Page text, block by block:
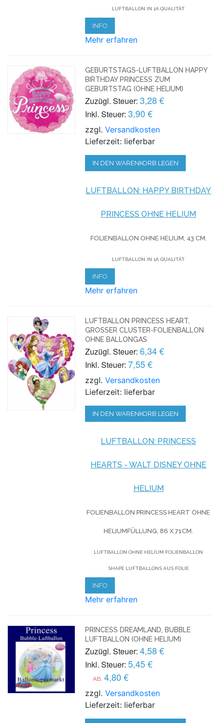
LUFTBALLON IN 1A QUALITÄT
INFO
Mehr erfahren
GEBURTSTAGS-LUFTBALLON HAPPY
BIRTHDAY PRINCESS ZUM
GEBURTSTAG (OHNE HELIUM)
Zuzügl. Steuer: 3,28 €
Inkl. Steuer: 3,90 €
zzgl.Versandkosten
Lieferzeit: lieferbar
IN DEN WARENKORB LEGEN
LUFTBALLON: HAPPY BIRTHDAY
PRINCESS OHNE HELIUM
FOLIENBALLON OHNE HELIUM, 43 CM.
LUFTBALLON IN 1A QUALITÄT
INFO
Mehr erfahren
LUFTBALLON PRINCESS HEART,
GROSSER CLUSTER-FOLIENBALLON O
HNE BALLONGAS
Zuzügl. Steuer: 6,34 €
Inkl. Steuer: 7,55 €
zzgl.Versandkosten
Lieferzeit: lieferbar
IN DEN WARENKORB LEGEN
LUFTBALLON: PRINCESS
HEARTS - WALT DISNEY OHNE
HELIUM
FOLIENBALLON PRINCESS HEART OHNE
HELIUMFÜLLUNG, 86 X 71CM.
LUFTBALLON OHNE HELIUM FOLIENBALLON
SHAPE LUFTBALLONS AUS FOLIE
INFO
Mehr erfahren
PRINCESS DREAMLAND, BUBBLE
LUFTBALLON (OHNE HELIUM)
Zuzügl. Steuer: 4,58 €
Inkl. Steuer: 5,45 €
AB: 4,80 €
zzgl.Versandkosten
Lieferzeit: lieferbar